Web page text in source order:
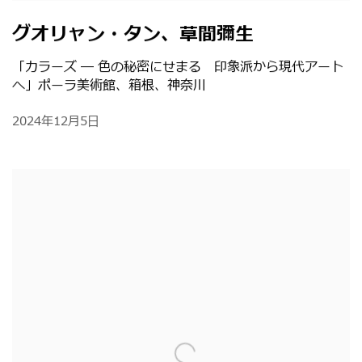
グオリャン・タン、草間彌生
「カラーズ ― 色の秘密にせまる 印象派から現代アート
へ」ポーラ美術館、箱根、神奈川
2024年12月5日